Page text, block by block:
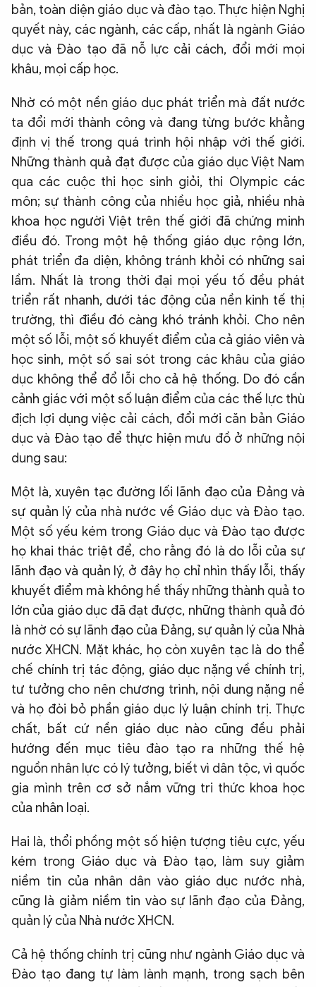
bản, toàn diện giáo dục và đào tạo. Thực hiện Nghị
quyết này, các ngành, các cấp, nhất là ngành Giáo
dục và Đào tạo đã nỗ lực cải cách, đổi mới mọi
khâu, mọi cấp học.
Nhờ có một nền giáo dục phát triển mà đất nước
ta đổi mới thành công và đang từng bước khẳng
định vị thế trong quá trình hội nhập với thế giới.
Những thành quả đạt được của giáo dục Việt Nam
qua các cuộc thi học sinh giỏi, thi Olympic các
môn; sự thành công của nhiều học giả, nhiều nhà
khoa học người Việt trên thế giới đã chứng minh
điều đó. Trong một hệ thống giáo dục rộng lớn,
phát triển đa diện, không tránh khỏi có những sai
lầm. Nhất là trong thời đại mọi yếu tố đều phát
triển rất nhanh, dưới tác động của nền kinh tế thị
trường, thì điều đó càng khó tránh khỏi. Cho nên
một số lỗi, một số khuyết điểm của cả giáo viên và
học sinh, một số sai sót trong các khâu của giáo
dục không thể đổ lỗi cho cả hệ thống. Do đó cần
cảnh giác với một số luận điểm của các thế lực thù
địch lợi dụng việc cải cách, đổi mới căn bản Giáo
dục và Đào tạo để thực hiện mưu đồ ở những nội
dung sau:
Một là, xuyên tạc đường lối lãnh đạo của Đảng và
sự quản lý của nhà nước về Giáo dục và Đào tạo.
Một số yếu kém trong Giáo dục và Đào tạo được
họ khai thác triệt để, cho rằng đó là do lỗi của sự
lãnh đạo và quản lý, ở đây họ chỉ nhìn thấy lỗi, thấy
khuyết điểm mà không hề thấy những thành quả to
lớn của giáo dục đã đạt được, những thành quả đó
là nhờ có sự lãnh đạo của Đảng, sự quản lý của Nhà
nước XHCN. Mặt khác, họ còn xuyên tạc là do thể
chế chính trị tác động, giáo dục nặng về chính trị,
tư tưởng cho nên chương trình, nội dung nặng nề
và họ đòi bỏ phần giáo dục lý luận chính trị. Thực
chất, bất cứ nền giáo dục nào cũng đều phải
hướng đến mục tiêu đào tạo ra những thế hệ
nguồn nhân lực có lý tưởng, biết vì dân tộc, vì quốc
gia mình trên cơ sở nắm vững tri thức khoa học
của nhân loại.
Hai là, thổi phồng một số hiện tượng tiêu cực, yếu
kém trong Giáo dục và Đào tạo, làm suy giảm
niềm tin của nhân dân vào giáo dục nước nhà,
cũng là giảm niềm tin vào sự lãnh đạo của Đảng,
quản lý của Nhà nước XHCN.
Cả hệ thống chính trị cũng như ngành Giáo dục và
Đào tạo đang tự làm lành mạnh, trong sạch bên